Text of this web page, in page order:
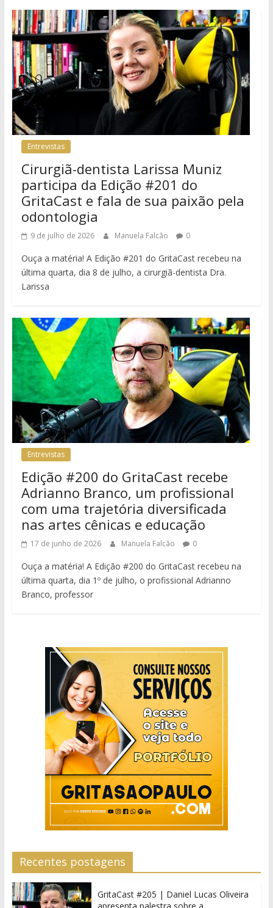
Entrevistas
Cirurgiã-dentista Larissa Muniz
participa da Edição #201 do
GritaCast e fala de sua paixão pela
odontologia
9 de julho de 2026 Manuela Falcão 0
Ouça a matéria! A Edição #201 do GritaCast recebeu na
última quarta, dia 8 de julho, a cirurgiã-dentista Dra.
Larissa
Entrevistas
Edição #200 do GritaCast recebe
Adrianno Branco, um profissional
com uma trajetória diversificada
nas artes cênicas e educação
17 de junho de 2026 Manuela Falcão 0
Ouça a matéria! A Edição #200 do GritaCast recebeu na
última quarta, dia 1º de julho, o profissional Adrianno
Branco, professor
Recentes postagens
GritaCast #205 | Daniel Lucas Oliveira
apresenta palestra sobre a